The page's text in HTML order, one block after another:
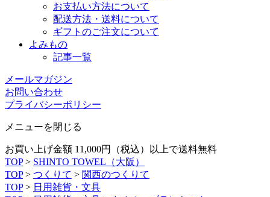
お支払い方法について
配送方法・送料について
ギフトのご注文について
よみもの
記事一覧
メールマガジン
お問い合わせ
プライバシーポリシー
メニューを閉じる
お買い上げ金額 11,000円（税込）以上で送料無料
TOP> SHINTO TOWEL（大阪）
TOP > つくりて > 関西のつくりて
TOP > 日用雑貨・文具